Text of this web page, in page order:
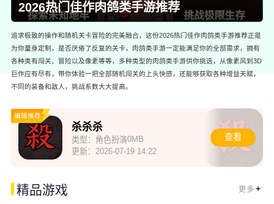
2026热门佳作肉鸽类手游推荐
追求极致的操作和随机关卡冒险的完美融合，这份2026热门佳作肉鸽类手游推荐正是
为你量身定制，是否厌倦了反复的关卡，肉鸽类手游一定能满足你的全部需求，拥有
各种类有闯关、冒险以及像素等等，多种类型的肉鸽类手游供你挑选，从像素风到3D
巨作应有尽有，带你体验一把全部随机闯关的上头快感，还能够获取各种增益天赋，
不同的装备和敌人，挑战系数大大提高。
编辑推荐
杀杀杀
类型： 角色扮演0MB
更新：2026-07-19 14:22
查看
精品游戏 更多 +.